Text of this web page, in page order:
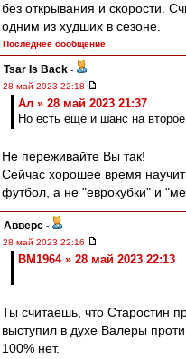
без открывания и скорости.
одним из худших в сезоне.
Последнее сообщение
Tsar Is Back -
28 май 2023 22:18
Ал » 28 май 2023 21:37
Но есть ещё и шанс на
Не переживайте Вы так!
Сейчас хорошее время
футбол, а не "еврокубки" и
Авверс -
28 май 2023 22:16
BM1964 » 28 май 2023 22:13
Ты считаешь, что Старостин
выступил в духе Валеры
100% нет.